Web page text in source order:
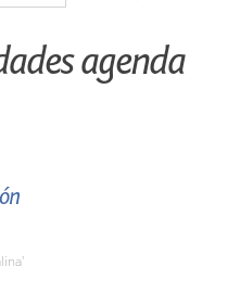
agenda